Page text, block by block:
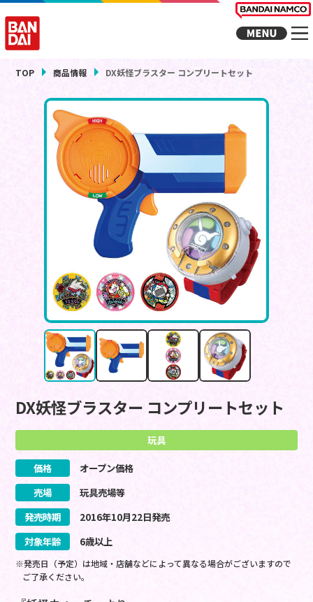
TOP 商品情報 DX妖怪ブラスター コンプリートセット
DX妖怪ブラスター コンプリートセット
玩具
価格
オープン価格
売場
玩具売場等
発売時期
2016年10月22日発売
対象年齢
6歳以上
※発売日（予定）は地域・店舗などによって異なる場合がございますので
ご了承ください。